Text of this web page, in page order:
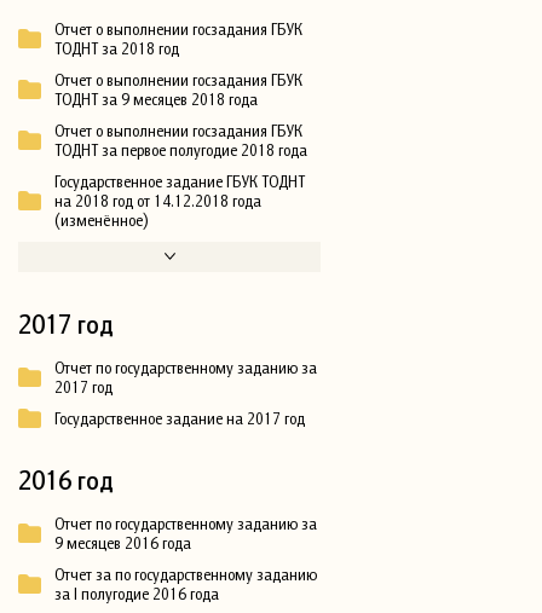
Отчет о выполнении госзадания ГБУК
ТОДНТ за 2018 год
Отчет о выполнении госзадания ГБУК
ТОДНТ за 9 месяцев 2018 года
Отчет о выполнении госзадания ГБУК
ТОДНТ за первое полугодие 2018 года
Государственное задание ГБУК ТОДНТ
на 2018 год от 14.12.2018 года
(изменённое)
2017 год
Отчет по государственному заданию за
2017 год
Государственное задание на 2017 год
2016 год
Отчет по государственному заданию за
9 месяцев 2016 года
Отчет за по государственному заданию
за I полугодие 2016 года